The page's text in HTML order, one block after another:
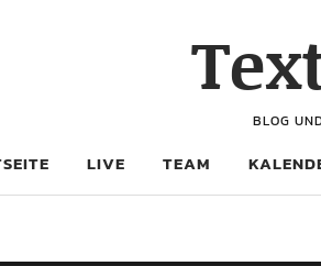
BLOG
LIVE TEAM